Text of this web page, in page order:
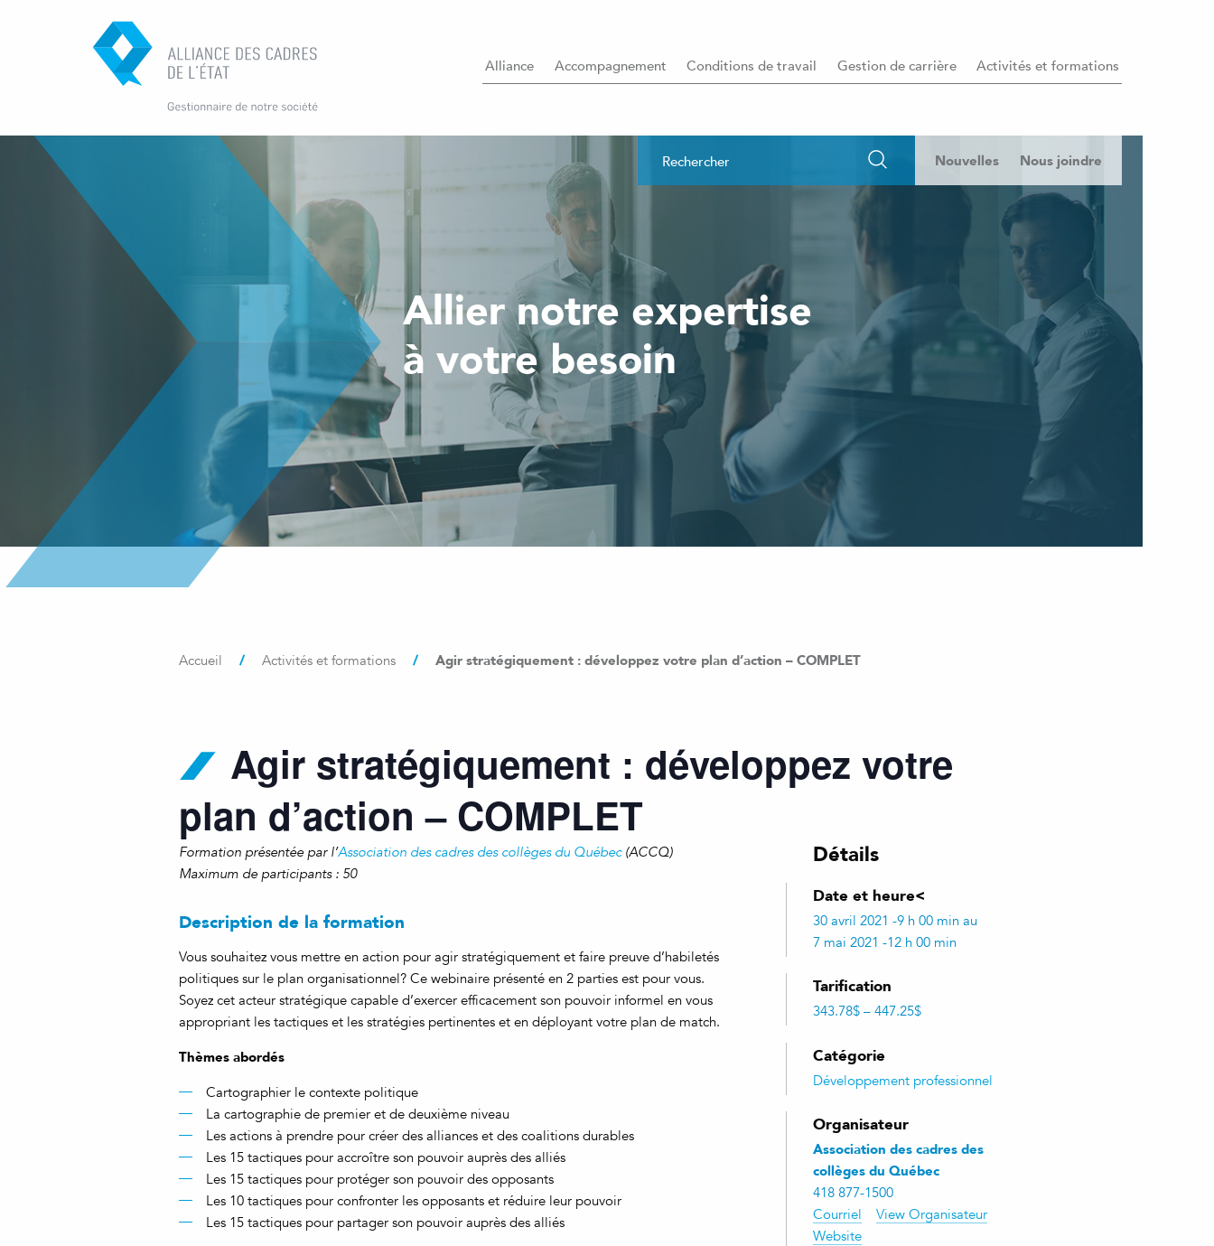
Alliance Accompagnement Conditions de travail Gestion de carrière Activités et formations
Nouvelles Nous joindre
Allier notre expertise
à votre besoin
Accueil / Activités et formations / Agir stratégiquement : développez votre plan d’action – COMPLET
Agir stratégiquement : développez votre
plan d’action – COMPLET
Détails
Date et heure<
30 avril 2021 -9 h 00 min au
7 mai 2021 -12 h 00 min
Tarification
343.78$ – 447.25$
Catégorie
Développement professionnel
Organisateur
Association des cadres des
collèges du Québec
418 877-1500
Courriel
View Organisateur
Website
Formation présentée par l’Association des cadres des collèges du Québec(ACCQ)
Maximum de participants : 50
Description de la formation
Vous souhaitez vous mettre en action pour agir stratégiquement et faire preuve d’habiletés
politiques sur le plan organisationnel? Ce webinaire présenté en 2 parties est pour vous.
Soyez cet acteur stratégique capable d’exercer efficacement son pouvoir informel en vous
appropriant les tactiques et les stratégies pertinentes et en déployant votre plan de match.
Thèmes abordés
Cartographier le contexte politique
La cartographie de premier et de deuxième niveau
Les actions à prendre pour créer des alliances et des coalitions durables
Les 15 tactiques pour accroître son pouvoir auprès des alliés
Les 15 tactiques pour protéger son pouvoir des opposants
Les 10 tactiques pour confronter les opposants et réduire leur pouvoir
Les 15 tactiques pour partager son pouvoir auprès des alliés